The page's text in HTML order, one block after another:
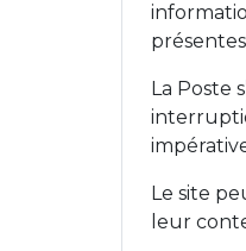
La Poste
Le site
leur